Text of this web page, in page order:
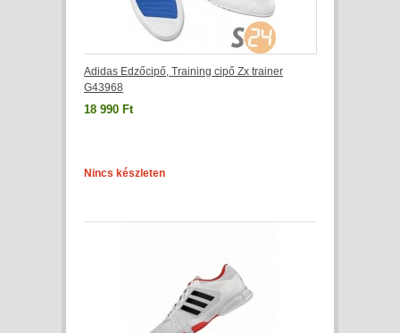
Adidas Edzőcipő, Training cipő Zx trainer
G43968
18 990 Ft
Nincs készleten